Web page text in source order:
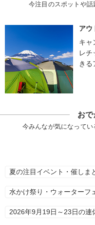
今注目のスポットや
アウ
キャ
レチ
きる
お
今みんなが気になってい
夏の注目イベント・催しま
水かけ祭り・ウォーターフ
2026年9月19日～23日の連